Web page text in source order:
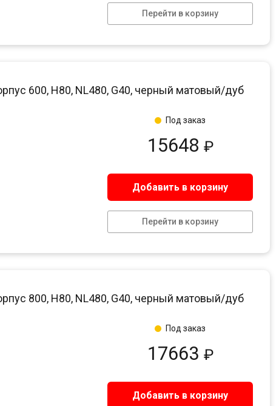
Перейти в корзину
600, H80, NL480, G40, черный матовый/дуб
15648 ₽
Добавить в корзину
Перейти в корзину
Под заказ
800, H80, NL480, G40, черный матовый/дуб
17663 ₽
Добавить в корзину
Под заказ